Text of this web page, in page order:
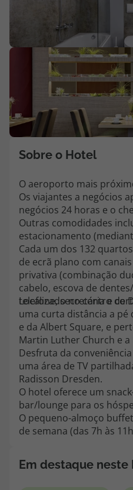
Agências
Contactos
Apoio ao cliente em
218 925 471
Custo de uma chamada para a
Apoio ao cliente no
Custo de uma chamada para
A sua agência de viagens Top
sempre mais perto de si, para maior
na marcação das suas viagens, tem
center a funcionar todos os dias
das 10:00 às 14:00.
Sobre o Hotel
O aeroporto mais
Os viajantes a negócios
negócios 24 horas e o
Outras comodidades
estacionamento
Cada um dos 132
de ecrã plano com
privativa (combinação
cabelo, escova de
telefone, secretária e
Localizado no centro de
uma curta distância a pé
e da Albert Square, e
Martin Luther Church e a
Desfruta da
uma área de TV
Radisson Dresden.
O hotel oferece um
bar/lounge para os
O pequeno-almoço
de semana (das 7h às
Em destaque neste